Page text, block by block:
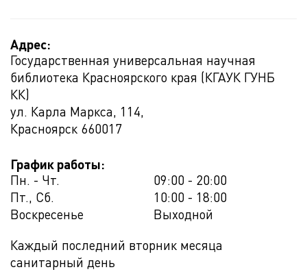
Адрес:
Государственная универсальная научная
библиотека Красноярского края (КГАУК ГУНБ
КК)
ул. Карла Маркса, 114,
Красноярск 660017
График работы:
Пн. - Чт.
09:00 - 20:00
Пт., Сб.
10:00 - 18:00
Воскресенье
Выходной
Каждый последний вторник месяца
санитарный день